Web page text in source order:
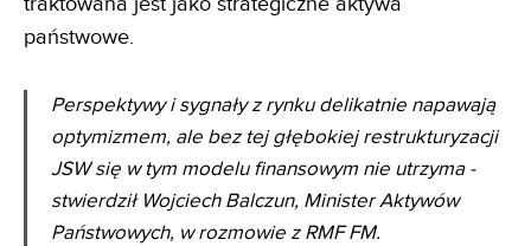
państwowe.
Perspektywy i sygnały z rynku delikatnie napawają
optymizmem, ale bez tej głębokiej restrukturyzacji
JSW się w tym modelu finansowym nie utrzyma -
stwierdził Wojciech Balczun, Minister Aktywów
Państwowych, w rozmowie z RMF FM.